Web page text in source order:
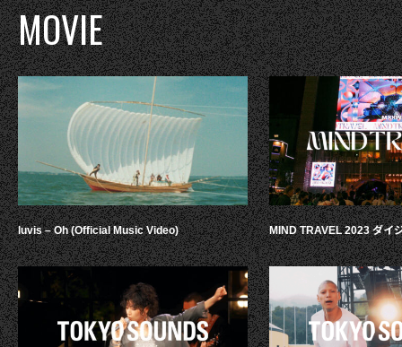
MOVIE
luvis – Oh (Official Music Video) MIND TRAVEL 2023 ダイ